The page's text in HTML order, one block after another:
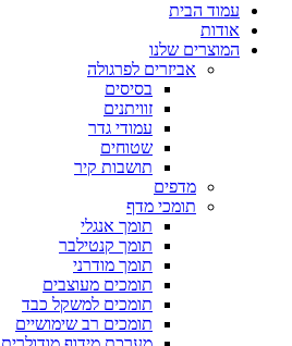
עמוד הבית
אודות
המוצרים שלנו
אביזרים לפרגולה
בסיסים
זוויתנים
עמודי גדר
שטוחים
תושבות קיר
מדפים
תומכי מדף
תומך אנגלי
תומך קנטילבר
תומך מודרני
תומכים מעוצבים
תומכים למשקל כבד
תומכים רב שימושיים